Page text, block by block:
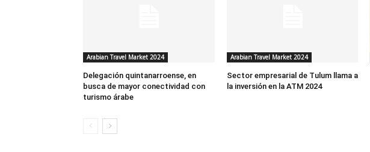
Arabian Travel Market 2024
Delegación quintanarroense, en
busca de mayor conectividad con
turismo árabe
Arabian Travel Market 2024
Sector empresarial de Tulum llama a
la inversión en la ATM 2024